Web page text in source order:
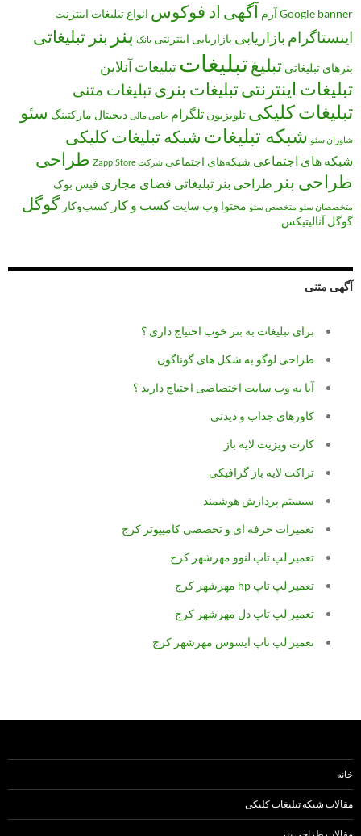
banner
Googleآرم آگهی اد فوکوس انواع تبلیغات اینترنت
اینستاگرام بازاریابی بازاریابی اینترنتی بانک بنر بنر تبلیغاتی
بنرهای تبلیغاتی تبلیغتبلیغاتتبلیغات آنلاین
تبلیغات اینترنتیتبلیغات بنریتبلیغات متنی
تبلیغات کلیکی تلویزیون تلگرام حامی مالی دیجیتال مارکتینگ سئو
شاوران سئو شبکه تبلیغات شبکه تبلیغات کلیکی
شبکه های اجتماعی شبکه‌های اجتماعی شرکت ZappiStore
طراحی
طراحی بنر طراحی بنر تبلیغاتی فضای مجازی فیس بوک
متخصصان سئو متخصص سئو محتوا وب سایت کسب و کار کسب‌وکار گوگل
گوگل آنالیتیکس
آگهی متنی
برای تبلیغات به بنر خوب احتیاج داری ؟
طراحی لوگو به شکل های گوناگون
آیا به وب سایت اختصاصی احتیاج دارید ؟
کاورهای جذاب و دیدنی
کارت ویزیت لایه باز
تراکت لایه باز گرافیکی
سیستم پردازش هوشمند
تعمیرات حرفه ای و تخصصی کامپیوتر کرج
تعمیر لپ تاپ لنوو مهرشهر کرج
تعمیر لپ تاپ hp مهرشهر کرج
تعمیر لپ تاپ دل مهرشهر کرج
تعمیر لپ تاپ ایسوس مهرشهر کرج
خانه
مقالات شبکه تبلیغات کلیکی